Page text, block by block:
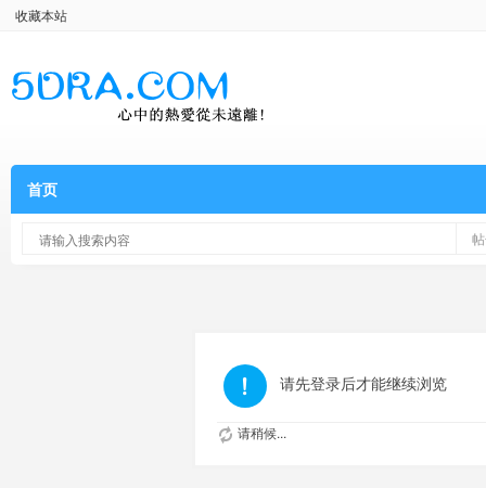
收藏本站
首页
请先登录后才能继续浏览
请稍候...